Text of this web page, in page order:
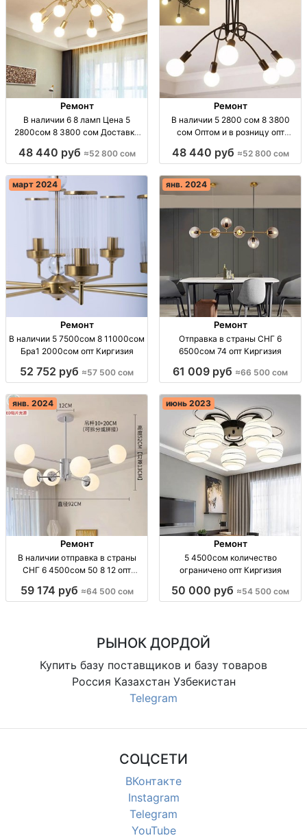
Ремонт
В наличии 6 8 ламп Цена 5
2800сом 8 3800 сом Доставка
48 440 руб ≈52 800 сом
Ремонт
В наличии 5 2800 сом 8 3800
сом Оптом и в розницу опт
48 440 руб ≈52 800 сом
март 2024
Ремонт
В наличии 5 7500сом 8 11000сом
Бра1 2000сом опт Киргизия
52 752 руб ≈57 500 сом
янв. 2024
Ремонт
Отправка в страны СНГ 6
6500сом 74 опт Киргизия
61 009 руб ≈66 500 сом
янв. 2024
Ремонт
В наличии отправка в страны
СНГ 6 4500сом 50 8 12 опт
59 174 руб ≈64 500 сом
июнь 2023
Ремонт
5 4500сом количество
ограничено опт Киргизия
50 000 руб ≈54 500 сом
РЫНОК ДОРДОЙ
Купить базу поставщиков и базу товаров
Россия Казахстан Узбекистан
Telegram
СОЦСЕТИ
ВКонтакте
Instagram
Telegram
YouTube